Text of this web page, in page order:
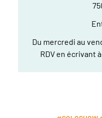
Du mercredi au
RDV en écrivant